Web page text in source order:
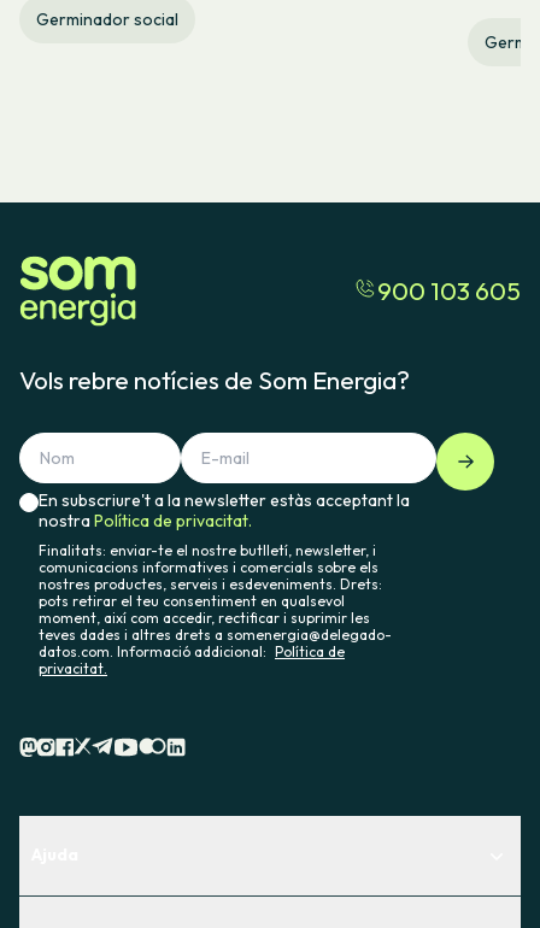
Germinador social
900 103 605
Vols rebre notícies de Som Energia?
En subscriure't a la newsletter estàs acceptant la
nostraPolítica de privacitat.
Finalitats: enviar-te el nostre butlletí, newsletter, i
comunicacions informatives i comercials sobre els
nostres productes, serveis i esdeveniments. Drets:
pots retirar el teu consentiment en qualsevol
moment, així com accedir, rectificar i suprimir les
teves dades i altres drets a somenergia@delegado-
datos.com. Informació addicional: Política de
privacitat.